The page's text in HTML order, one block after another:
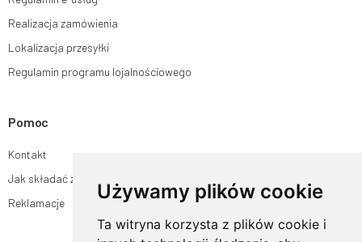
Używamy plików cookie
Ta witryna korzysta z plików cookie i
Realizacja zamówienia
Lokalizacja przesyłki
Regulamin programu lojalnościowego
Pomoc
Kontakt
Jak składać zamówienia w sklepie ogrodyhildegardy.pl?
Reklamacje